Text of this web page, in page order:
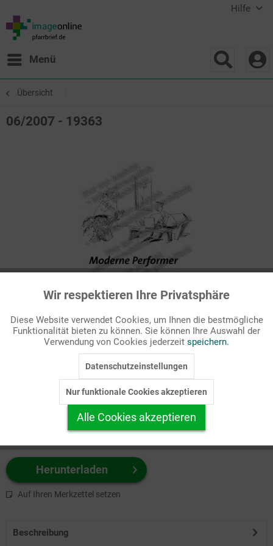
Hilfe
Menü
Übersicht
06/2007 - 19363
Passende Stichworte
Kirche
zuerst Ihr Produktformat aus.
z.B. Farbe-Grafik, Schwarz-Weiß-Grafik, mit/ohne Text ...
Herunterladen
Auf Ihren Merkzettel setzen
Beschreibung
Funktionale Aktiv
Marketing Inaktiv
Personalisierung Inaktiv
Service
Wir respektieren Ihre Privatsphäre
Diese Website verwendet Cookies, um Ihnen die bestmögliche
Funktionalität bieten zu können. Sie können Ihre Auswahl der
Verwendung von Cookies jederzeit speichern.
Datenschutzeinstellungen
Nur funktionale Cookies akzeptieren
Alle Cookies akzeptieren